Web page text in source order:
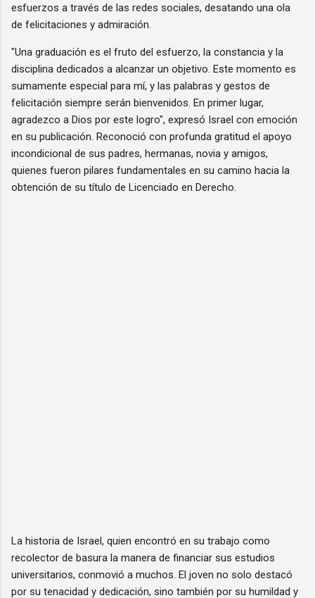
esfuerzos a través de las redes sociales, desatando una ola
de felicitaciones y admiración.
"Una graduación es el fruto del esfuerzo, la constancia y la
disciplina dedicados a alcanzar un objetivo. Este momento es
sumamente especial para mí, y las palabras y gestos de
felicitación siempre serán bienvenidos. En primer lugar,
agradezco a Dios por este logro", expresó Israel con emoción
en su publicación. Reconoció con profunda gratitud el apoyo
incondicional de sus padres, hermanas, novia y amigos,
quienes fueron pilares fundamentales en su camino hacia la
obtención de su título de Licenciado en Derecho.
La historia de Israel, quien encontró en su trabajo como
recolector de basura la manera de financiar sus estudios
universitarios, conmovió a muchos. El joven no solo destacó
por su tenacidad y dedicación, sino también por su humildad y